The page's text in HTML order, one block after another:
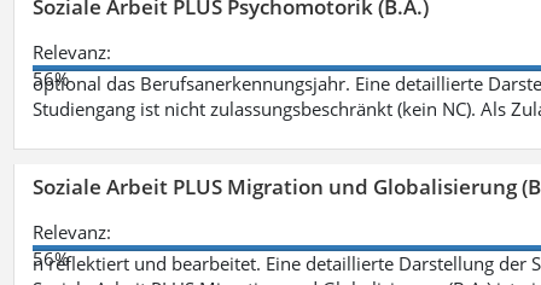
Soziale Arbeit PLUS Psychomotorik (B.A.)
Relevanz:
56%
optional das Berufsanerkennungsjahr. Eine detaillierte
Studiengang ist nicht zulassungsbeschränkt (kein NC). Als
Soziale Arbeit PLUS Migration und Globalisierung
Relevanz:
56%
n reflektiert und bearbeitet. Eine detaillierte Darstellung der